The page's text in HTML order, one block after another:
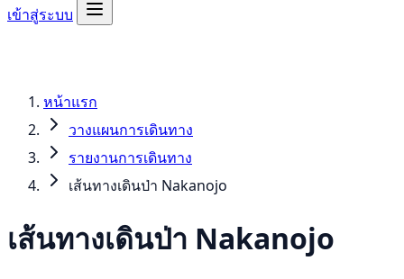
เข้าสู่ระบบ
หน้าแรก
วางแผนการเดินทาง
รายงานการเดินทาง
เส้นทางเดินป่า Nakanojo
เส้นทางเดินป่า Nakanojo